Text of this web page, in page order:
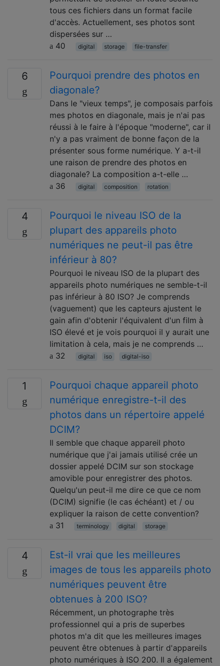
tous ces fichiers dans un format facile
d'accès. Actuellement, ses photos sont
dispersées sur …
40
digital storage file-transfer
6
Pourquoi prendre des photos en
diagonale?
Dans le "vieux temps", je composais parfois
mes photos en diagonale, mais je n'ai pas
réussi à le faire à l'époque "moderne", car il
n'y a pas vraiment de bonne façon de la
présenter sous forme numérique. Y a-t-il
une raison de prendre des photos en
diagonale? La composition a-t-elle …
36
digital composition rotation
4
Pourquoi le niveau ISO de la
plupart des appareils photo
numériques ne peut-il pas être
inférieur à 80?
Pourquoi le niveau ISO de la plupart des
appareils photo numériques ne semble-t-il
pas inférieur à 80 ISO? Je comprends
(vaguement) que les capteurs ajustent le
gain afin d'obtenir l'équivalent d'un film à
ISO élevé et je vois pourquoi il y aurait une
limitation à cela, mais je ne comprends …
32
digital iso digital-iso
1
Pourquoi chaque appareil photo
numérique enregistre-t-il des
photos dans un répertoire appelé
DCIM?
Il semble que chaque appareil photo
numérique que j'ai jamais utilisé crée un
dossier appelé DCIM sur son stockage
amovible pour enregistrer des photos.
Quelqu'un peut-il me dire ce que ce nom
(DCIM) signifie (le cas échéant) et / ou
expliquer la raison de cette convention?
31
terminology digital storage
4
Est-il vrai que les meilleures
images de tous les appareils photo
numériques peuvent être
obtenues à 200 ISO?
Récemment, un photographe très
professionnel qui a pris de superbes
photos m'a dit que les meilleures images
peuvent être obtenues à partir d'appareils
photo numériques à ISO 200. Il a également